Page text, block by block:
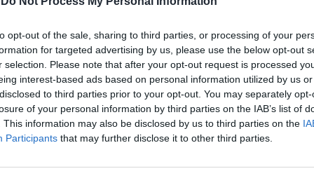
opt-out of the sale, sharing to third parties, or processing of your
for targeted advertising by us, please use the below opt-out
selection. Please note that after your opt-out request is processed
interest-based ads based on personal information utilized by us
to third parties prior to your opt-out. You may separately
of your personal information by third parties on the IAB’s list of
This information may also be disclosed by us to third parties on the
Participants that may further disclose it to other third parties.
sottraendo al monte
dell'argentino. Ad annunciare la
chiusura dell'affare era stato lo stesso
Cska Yevgeny Giner, che in ieri aveva
differenza di 2/3 milioni tra domanda e
annunciato novità nelle successive 24
le ultime resistenze sarebbe stato
di Carrizo nell'affare, visto che i